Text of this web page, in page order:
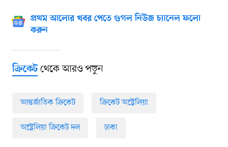
প্রথম আলোর খবর পেতে গুগল নিউজ চ্যানেল ফলো
করুন
ক্রিকেটথেকে আরও পড়ুন
আন্তর্জাতিক ক্রিকেট ক্রিকেট অস্ট্রেলিয়া
অস্ট্রেলিয়া ক্রিকেট দল ঢাকা